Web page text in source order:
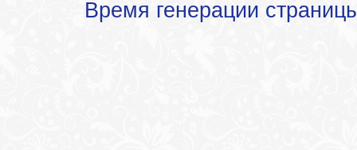
Время генерации